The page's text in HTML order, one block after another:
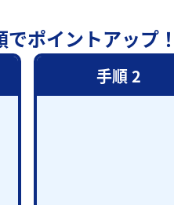
でポイントアップ！
手順 2